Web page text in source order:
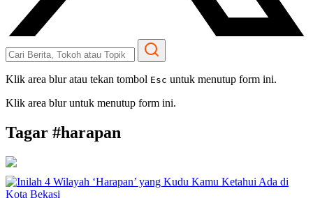
Klik area blur atau tekan tombol Esc untuk menutup form ini.
Klik area blur untuk menutup form ini.
Tagar #harapan